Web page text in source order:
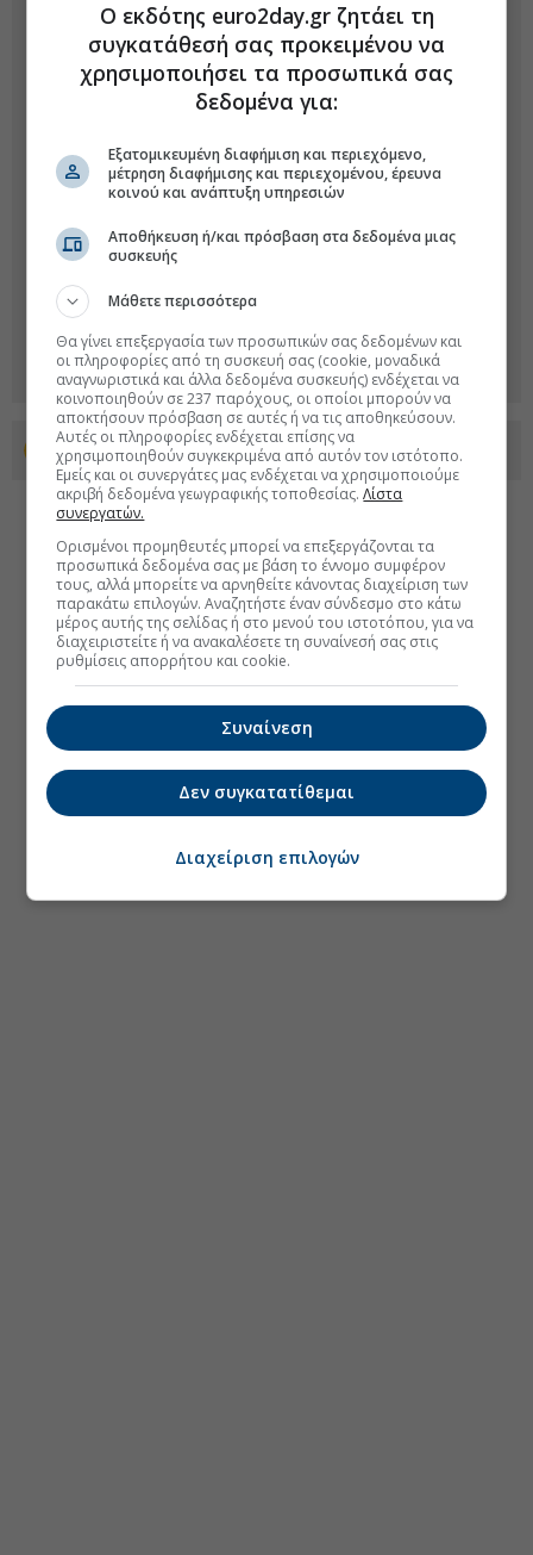
Προσθέστε το euro2day.gr στο Discover
Ο εκδότης euro2day.gr ζητάει τη
συγκατάθεσή σας προκειμένου να
χρησιμοποιήσει τα προσωπικά σας
δεδομένα για:
Εξατομικευμένη διαφήμιση και περιεχόμενο,
μέτρηση διαφήμισης και περιεχομένου, έρευνα
κοινού και ανάπτυξη υπηρεσιών
Αποθήκευση ή/και πρόσβαση στα δεδομένα μιας
συσκευής
Μάθετε περισσότερα
Θα γίνει επεξεργασία των προσωπικών σας δεδομένων και
οι πληροφορίες από τη συσκευή σας (cookie, μοναδικά
αναγνωριστικά και άλλα δεδομένα συσκευής) ενδέχεται να
κοινοποιηθούν σε 237 παρόχους, οι οποίοι μπορούν να
αποκτήσουν πρόσβαση σε αυτές ή να τις αποθηκεύσουν.
Αυτές οι πληροφορίες ενδέχεται επίσης να
χρησιμοποιηθούν συγκεκριμένα από αυτόν τον ιστότοπο.
Εμείς και οι συνεργάτες μας ενδέχεται να χρησιμοποιούμε
ακριβή δεδομένα γεωγραφικής τοποθεσίας.Λίστα
συνεργατών.
Ορισμένοι προμηθευτές μπορεί να επεξεργάζονται τα
προσωπικά δεδομένα σας με βάση το έννομο συμφέρον
τους, αλλά μπορείτε να αρνηθείτε κάνοντας διαχείριση των
παρακάτω επιλογών. Αναζητήστε έναν σύνδεσμο στο κάτω
μέρος αυτής της σελίδας ή στο μενού του ιστοτόπου, για να
διαχειριστείτε ή να ανακαλέσετε τη συναίνεσή σας στις
ρυθμίσεις απορρήτου και cookie.
Συναίνεση
Δεν συγκατατίθεμαι
Διαχείριση επιλογών